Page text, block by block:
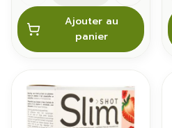
Ajouter au
panier